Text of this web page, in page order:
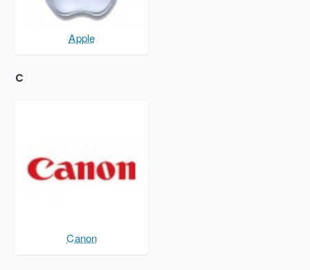
Apple
C
Canon